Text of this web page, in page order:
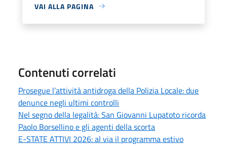
VAI ALLA PAGINA
Contenuti correlati
Prosegue l’attività antidroga della Polizia Locale: due
denunce negli ultimi controlli
Nel segno della legalità: San Giovanni Lupatoto ricorda
Paolo Borsellino e gli agenti della scorta
E-STATE ATTIVI 2026: al via il programma estivo